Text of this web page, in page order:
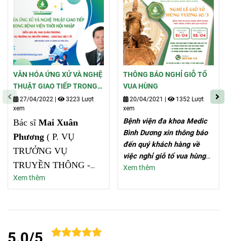
VĂN HÓA ỨNG XỬ VÀ NGHỆ
THUẬT GIAO TIẾP TRONG
BỆNH VIỆN THỜI HỘI NHẬP
27/04/2022 |
3223 Lượt
xem
Bác sĩ Mai Xuân
Phương ( P. VỤ
TRƯỞNG VỤ
TRUYỀN THÔNG -
GIÁO DỤC BỘ Y TẾ )
nghiệm cho toàn thể
khoa Medic Bình
Xem thêm
THÔNG BÁO NGHỈ GIỖ TỔ
VUA HÙNG
20/04/2021 |
1352 Lượt
xem
Bệnh viện đa khoa Medic
Bình Dương xin thông báo
đến quý khách hàng về
việc nghỉ giỗ tổ vua hùng
nhằm thứ 4 ngày
ngày 22/04/2021 làm việc
Xem thêm